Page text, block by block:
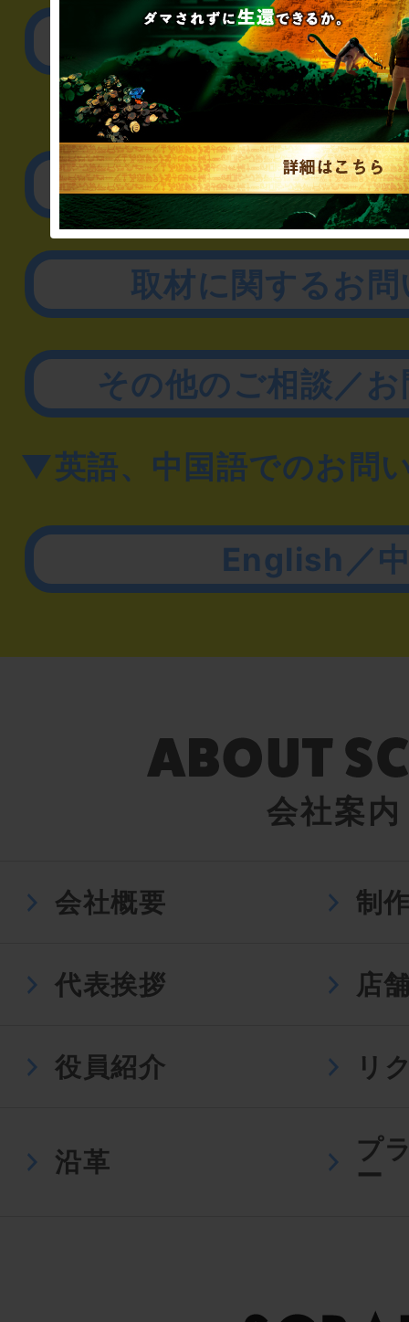
公演内容、チケット
▼企業／法人の方
リアル脱出ゲーム制作
取材に関するお
その他のご相談／
▼英語、中国語でのお問
English／
会社案内
会社概要 制
代表挨拶 店
役員紹介 リ
沿革
プ
ー